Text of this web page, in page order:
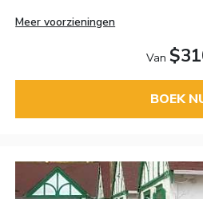
Meer voorzieningen
Van
BOEK